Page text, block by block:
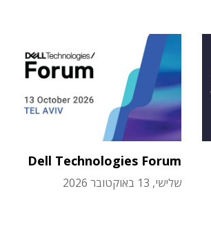
Dell Technologies Forum
שלישי, 13 באוקטובר 2026